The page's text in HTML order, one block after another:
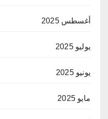
أغسطس 2025
يوليو 2025
يونيو 2025
مايو 2025